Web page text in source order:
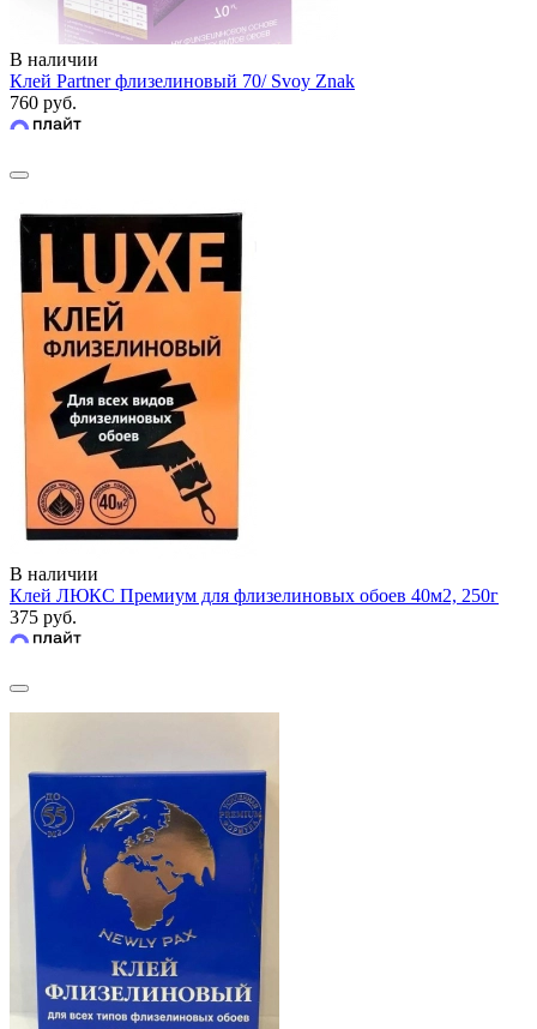
В наличии
Клей Partner флизелиновый 70/ Svoy Znak
760 руб.
В наличии
Клей ЛЮКС Премиум для флизелиновых обоев 40м2, 250г
375 руб.